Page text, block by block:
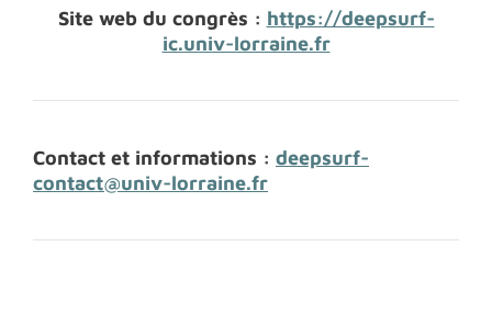
Site web du congrès : https://deepsurf-
ic.univ-lorraine.fr
Contact et informations : deepsurf-
contact@univ-lorraine.fr